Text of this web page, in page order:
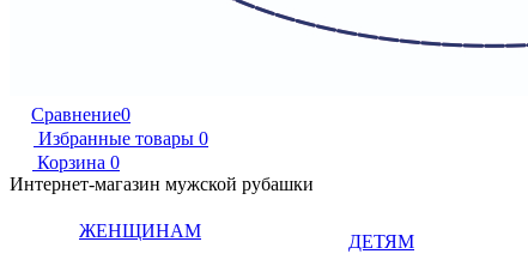
Сравнение0
Избранные товары 0
Корзина 0
Интернет-магазин мужской рубашки
ЖЕНЩИНАМ
ДЕТЯМ